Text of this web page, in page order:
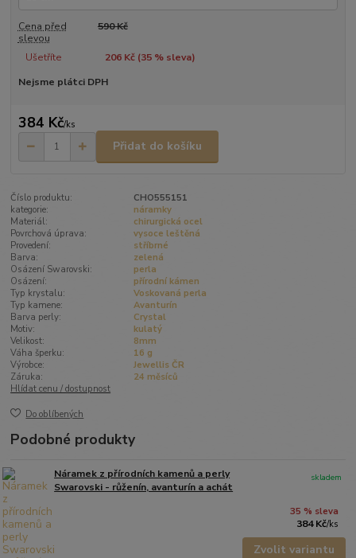
Cena před
slevou
590 Kč
Ušetříte 206 Kč (35% sleva)
Nejsme plátci DPH
384 Kč/ks
Přidat do košíku
Číslo produktu:
CHO555151
kategorie:
náramky
Materiál:
chirurgická ocel
Povrchová úprava:
vysoce leštěná
Provedení:
stříbrné
Barva:
zelená
Osázení Swarovski:
perla
Osázení:
přírodní kámen
Typ krystalu:
Voskovaná perla
Typ kamene:
Avanturín
Barva perly:
Crystal
Motiv:
kulatý
Velikost:
8mm
Váha šperku:
16 g
Výrobce:
Jewellis ČR
Záruka:
24 měsíců
Hlídat cenu / dostupnost
Do oblíbených
Podobné produkty
Náramek z přírodních kamenů a perly
Swarovski - růženín, avanturín a achát
35 % sleva
384 Kč/ks
skladem
Zvolit variantu